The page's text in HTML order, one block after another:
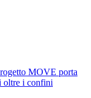
MOVE porta
oltre i confini